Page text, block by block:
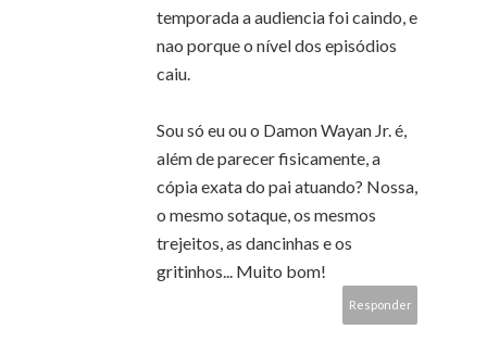
temporada a audiencia foi caindo, e
nao porque o nível dos episódios
caiu.
Sou só eu ou o Damon Wayan Jr. é,
além de parecer fisicamente, a
cópia exata do pai atuando? Nossa,
o mesmo sotaque, os mesmos
trejeitos, as dancinhas e os
gritinhos... Muito bom!
Responder